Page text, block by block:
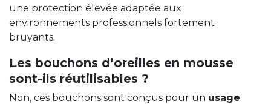
une protection élevée adaptée aux
environnements professionnels fortement
bruyants.
Les bouchons d’oreilles en mousse
sont-ils réutilisables ?
Non, ces bouchons sont conçus pour un usage